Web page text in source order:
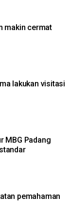
makin cermat
lakukan visitasi
MBG Padang
pemahaman